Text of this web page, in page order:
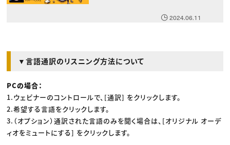
2024.06.11
▼言語通訳のリスニング方法について
PCの場合：
1.ウェビナーのコントロールで、[通訳] をクリックします。
2.希望する言語をクリックします。
3.（オプション）通訳された言語のみを聞く場合は、[オリジナル オーデ
ィオをミュートにする] をクリックします。